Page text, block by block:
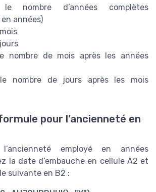
nombre d’années complètes
années)
nombre de mois après les années
nombre de jours après les mois
pour l’ancienneté en
employé en années
la date d’embauche en cellule A2 et
suivante en B2 :